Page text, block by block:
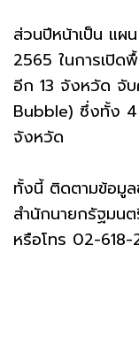
ส่วนปีหน้าเป็น แผ
2565 ในการเปิด
อีก 13 จังหวัด จับ
Bubble) ซึ่งทั้ง 4
จังหวัด
ทั้งนี้ ติดตามข้อมูล
สำนักนายกรัฐมน
หรือโทร 02-618-